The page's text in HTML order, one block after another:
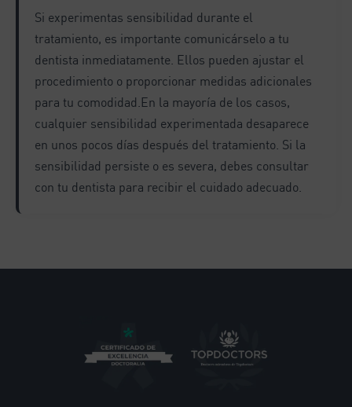
Si experimentas sensibilidad durante el
tratamiento, es importante comunicárselo a tu
dentista inmediatamente. Ellos pueden ajustar el
procedimiento o proporcionar medidas adicionales
para tu comodidad.En la mayoría de los casos,
cualquier sensibilidad experimentada desaparece
en unos pocos días después del tratamiento. Si la
sensibilidad persiste o es severa, debes consultar
con tu dentista para recibir el cuidado adecuado.